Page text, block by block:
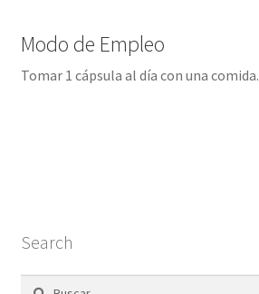
Modo de Empleo
Tomar 1 cápsula al día con una comida.
Search
Buscar: